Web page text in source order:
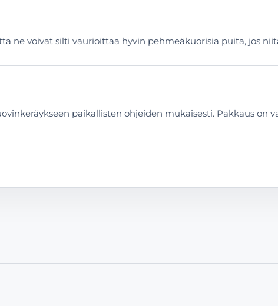
ne voivat silti vaurioittaa hyvin pehmeäkuorisia puita, jos
paikallisten ohjeiden mukaisesti. Pakkaus on